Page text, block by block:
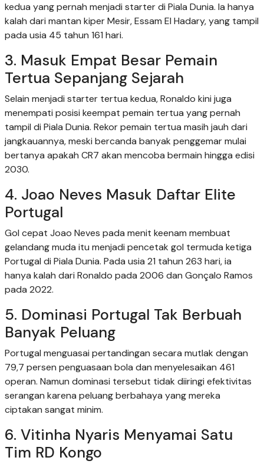
kedua yang pernah menjadi starter di Piala Dunia. Ia hanya
kalah dari mantan kiper Mesir, Essam El Hadary, yang tampil
pada usia 45 tahun 161 hari.
3. Masuk Empat Besar Pemain
Tertua Sepanjang Sejarah
Selain menjadi starter tertua kedua, Ronaldo kini juga
menempati posisi keempat pemain tertua yang pernah
tampil di Piala Dunia. Rekor pemain tertua masih jauh dari
jangkauannya, meski bercanda banyak penggemar mulai
bertanya apakah CR7 akan mencoba bermain hingga edisi
2030.
4. Joao Neves Masuk Daftar Elite
Portugal
Gol cepat Joao Neves pada menit keenam membuat
gelandang muda itu menjadi pencetak gol termuda ketiga
Portugal di Piala Dunia. Pada usia 21 tahun 263 hari, ia
hanya kalah dari Ronaldo pada 2006 dan Gonçalo Ramos
pada 2022.
5. Dominasi Portugal Tak Berbuah
Banyak Peluang
Portugal menguasai pertandingan secara mutlak dengan
79,7 persen penguasaan bola dan menyelesaikan 461
operan. Namun dominasi tersebut tidak diiringi efektivitas
serangan karena peluang berbahaya yang mereka
ciptakan sangat minim.
6. Vitinha Nyaris Menyamai Satu
Tim RD Kongo